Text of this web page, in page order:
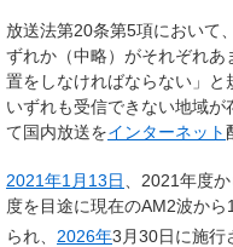
放送法第20条第5項において
ずれか（中略）がそれぞれ
置をしなければならない」と
いずれも受信できない地域
て国内放送をインターネット
2021年1月13日 、2021年度
度を目途に現在のAM2波か
られ、 2026年3月30日に施行